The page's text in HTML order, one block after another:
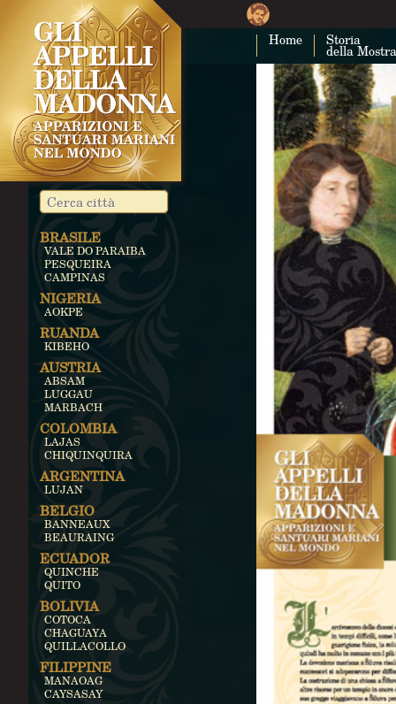
Home Storia
della Mostra
BRASILE
VALE DO PARAIBA
PESQUEIRA
CAMPINAS
NIGERIA
AOKPE
RUANDA
KIBEHO
AUSTRIA
ABSAM
LUGGAU
MARBACH
COLOMBIA
LAJAS
CHIQUINQUIRA
ARGENTINA
LUJAN
BELGIO
BANNEAUX
BEAURAING
ECUADOR
QUINCHE
QUITO
BOLIVIA
COTOCA
CHAGUAYA
QUILLACOLLO
FILIPPINE
MANAOAG
CAYSASAY